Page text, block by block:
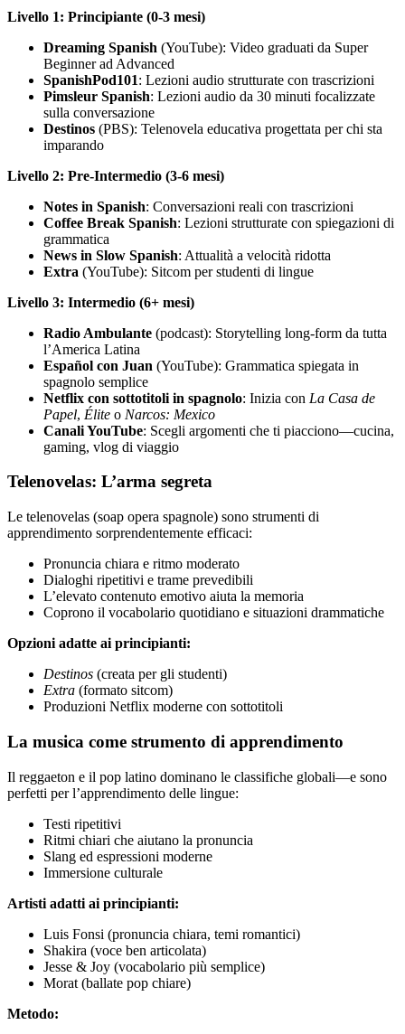
Livello 1: Principiante (0-3 mesi)
Dreaming Spanish (YouTube): Video graduati da Super
Beginner ad Advanced
SpanishPod101: Lezioni audio strutturate con trascrizioni
Pimsleur Spanish: Lezioni audio da 30 minuti focalizzate
sulla conversazione
Destinos (PBS): Telenovela educativa progettata per chi sta
imparando
Livello 2: Pre-Intermedio (3-6 mesi)
Notes in Spanish: Conversazioni reali con trascrizioni
Coffee Break Spanish: Lezioni strutturate con spiegazioni di
grammatica
News in Slow Spanish: Attualità a velocità ridotta
Extra (YouTube): Sitcom per studenti di lingue
Livello 3: Intermedio (6+ mesi)
Radio Ambulante (podcast): Storytelling long-form da tutta
l’America Latina
Español con Juan (YouTube): Grammatica spiegata in
spagnolo semplice
Netflix con sottotitoli in spagnolo: Inizia con La Casa de
Papel, Élite o Narcos: Mexico
Canali YouTube: Scegli argomenti che ti piacciono—cucina,
gaming, vlog di viaggio
Telenovelas: L’arma segreta
Le telenovelas (soap opera spagnole) sono strumenti di
apprendimento sorprendentemente efficaci:
Pronuncia chiara e ritmo moderato
Dialoghi ripetitivi e trame prevedibili
L’elevato contenuto emotivo aiuta la memoria
Coprono il vocabolario quotidiano e situazioni drammatiche
Opzioni adatte ai principianti:
Destinos (creata per gli studenti)
Extra (formato sitcom)
Produzioni Netflix moderne con sottotitoli
La musica come strumento di apprendimento
Il reggaeton e il pop latino dominano le classifiche globali—e sono
perfetti per l’apprendimento delle lingue:
Testi ripetitivi
Ritmi chiari che aiutano la pronuncia
Slang ed espressioni moderne
Immersione culturale
Artisti adatti ai principianti:
Luis Fonsi (pronuncia chiara, temi romantici)
Shakira (voce ben articolata)
Jesse & Joy (vocabolario più semplice)
Morat (ballate pop chiare)
Metodo: